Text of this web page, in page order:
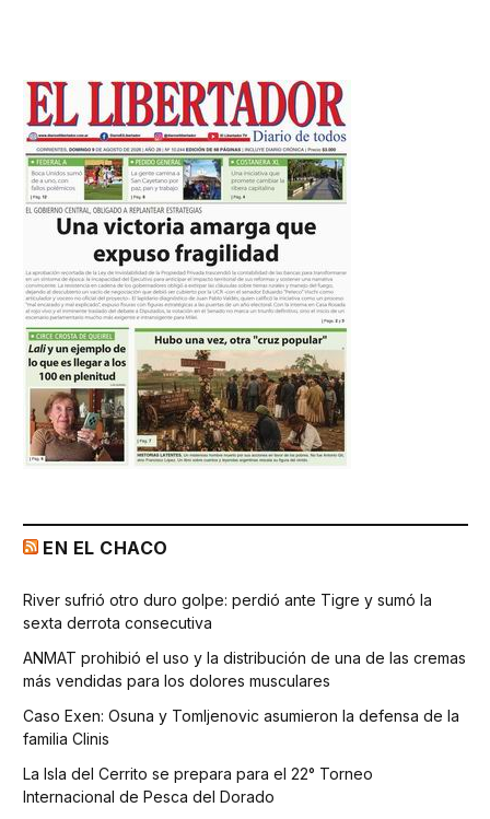
EN EL CHACO
River sufrió otro duro golpe: perdió ante Tigre y sumó la
sexta derrota consecutiva
ANMAT prohibió el uso y la distribución de una de las cremas
más vendidas para los dolores musculares
Caso Exen: Osuna y Tomljenovic asumieron la defensa de la
familia Clinis
La Isla del Cerrito se prepara para el 22° Torneo
Internacional de Pesca del Dorado